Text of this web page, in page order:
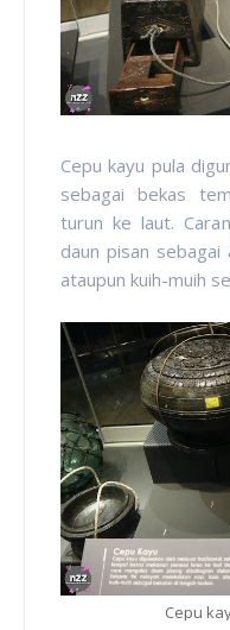
Cepu kayu pula
sebagai bekas
turun ke laut.
daun pisan sebagai
ataupun kuih-muih
Cepu